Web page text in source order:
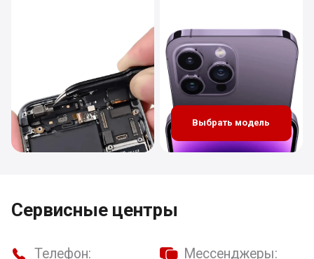
Выбрать модель
Сервисные центры
Телефон: Мессенджеры: